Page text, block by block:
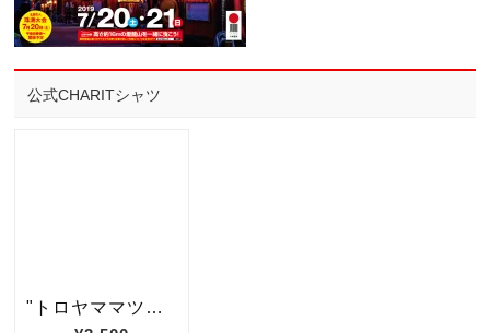
公式CHARITシャツ